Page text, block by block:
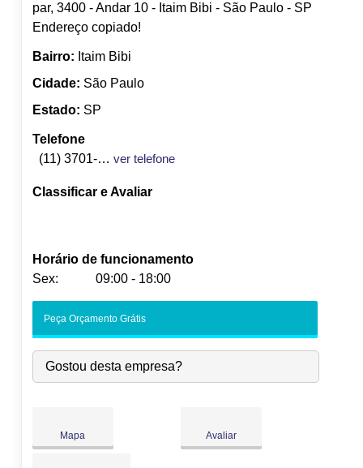
par, 3400 - Andar 10 - Itaim Bibi - São Paulo - SP
Endereço copiado!
Bairro: Itaim Bibi
Cidade: São Paulo
Estado: SP
Telefone
(11) 3701-1930
ver telefone
Classificar e Avaliar
Horário de funcionamento
Sex:
09:00 - 18:00
-
Qua:
09:00-18:00
Qui:
09:00-18:00
Peça Orçamento Grátis
Gostou desta empresa?
Mapa Avaliar